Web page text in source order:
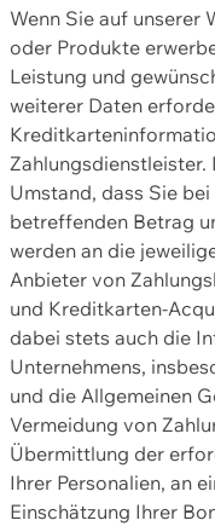
Wenn Sie auf unserer
oder Produkte
Leistung und
weiterer Daten
Umstand, dass Sie
betreffenden Betrag
werden an die
Anbieter von
und Kreditkarten-
dabei stets auch die
Unternehmens,
und die Allgemeinen
Vermeidung von
Übermittlung der
Ihrer Personalien, an
Einschätzung Ihrer